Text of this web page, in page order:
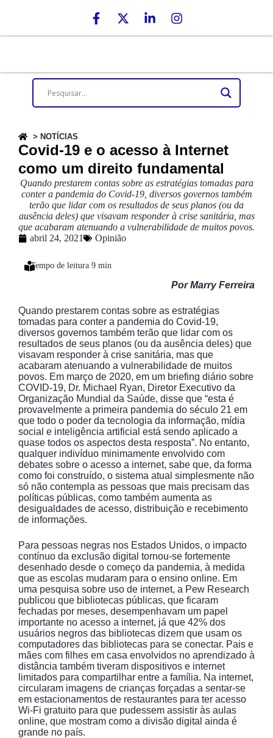
> NOTÍCIAS
Covid-19 e o acesso à Internet
como um direito fundamental
Quando prestarem contas sobre as estratégias tomadas para
conter a pandemia do Covid-19, diversos governos também
terão que lidar com os resultados de seus planos (ou da
ausência deles) que visavam responder à crise sanitária, mas
que acabaram atenuando a vulnerabilidade de muitos povos.
abril 24, 2021
Opinião
Por Marry Ferreira
Quando prestarem contas sobre as estratégias
tomadas para conter a pandemia do Covid-19,
diversos governos também terão que lidar com os
resultados de seus planos (ou da ausência deles) que
visavam responder à crise sanitária, mas que
acabaram atenuando a vulnerabilidade de muitos
povos. Em março de 2020, em um briefing diário sobre
COVID-19, Dr. Michael Ryan, Diretor Executivo da
Organização Mundial da Saúde, disse que “esta é
provavelmente a primeira pandemia do século 21 em
que todo o poder da tecnologia da informação, mídia
social e inteligência artificial está sendo aplicado a
quase todos os aspectos desta resposta”. No entanto,
qualquer indivíduo minimamente envolvido com
debates sobre o acesso a internet, sabe que, da forma
como foi construído, o sistema atual simplesmente não
só não contempla as pessoas que mais precisam das
políticas públicas, como também aumenta as
desigualdades de acesso, distribuição e recebimento
de informações.
Para pessoas negras nos Estados Unidos, o impacto
contínuo da exclusão digital tornou-se fortemente
desenhado desde o começo da pandemia, à medida
que as escolas mudaram para o ensino online. Em
uma pesquisa sobre uso de internet, a Pew Research
publicou que bibliotecas públicas, que ficaram
fechadas por meses, desempenhavam um papel
importante no acesso a internet, já que 42% dos
usuários negros das bibliotecas dizem que usam os
computadores das bibliotecas para se conectar. Pais e
mães com filhes em casa envolvidos no aprendizado à
distância também tiveram dispositivos e internet
limitados para compartilhar entre a família. Na internet,
circularam imagens de crianças forçadas a sentar-se
em estacionamentos de restaurantes para ter acesso
Wi-Fi gratuito para que pudessem assistir às aulas
online, que mostram como a divisão digital ainda é
grande no país.